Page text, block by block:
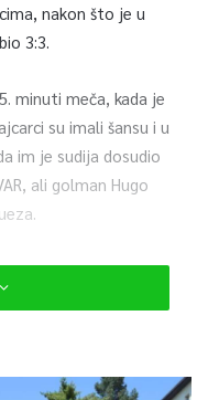
nakon što je u
3:3.
minuti meča, kada je
su imali šansu i u
im je sudija dosudio
ali golman Hugo
kada je
postigao dva
pogodak za